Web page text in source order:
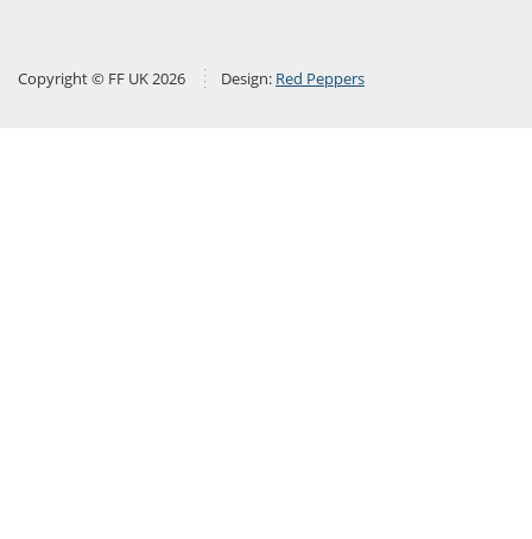
Copyright © FF UK 2026 Design: Red Peppers